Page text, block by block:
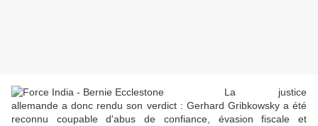
La justice
allemande a donc rendu son verdict : Gerhard Gribkowsky a été
reconnu coupable d'abus de confiance, évasion fiscale et